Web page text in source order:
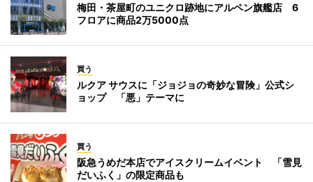
梅田・茶屋町のユニクロ跡地にアルペン旗艦店 6
フロアに商品2万5000点
買う
ルクア サウスに「ジョジョの奇妙な冒険」公式シ
ョップ 「悪」テーマに
買う
阪急うめだ本店でアイスクリームイベント 「雪見
だいふく」の限定商品も